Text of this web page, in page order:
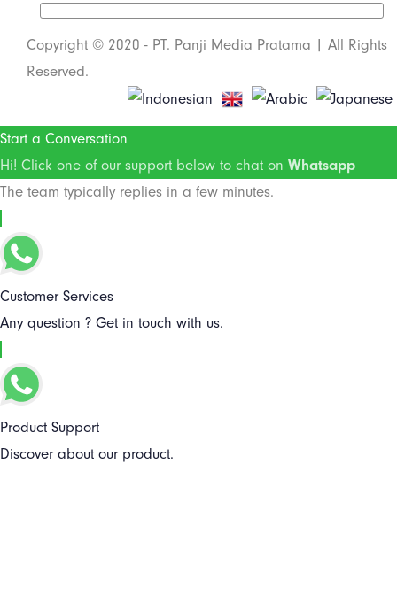
Copyright © 2020 - PT. Panji Media Pratama | All Rights
Reserved.
Start a Conversation
Hi! Click one of our support below to chat on Whatsapp
The team typically replies in a few minutes.
Customer Services
Any question ? Get in touch with us.
Product Support
Discover about our product.